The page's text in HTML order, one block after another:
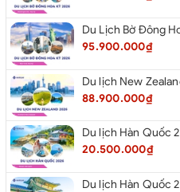
95.900.000₫
88.900.000₫
20.500.000₫